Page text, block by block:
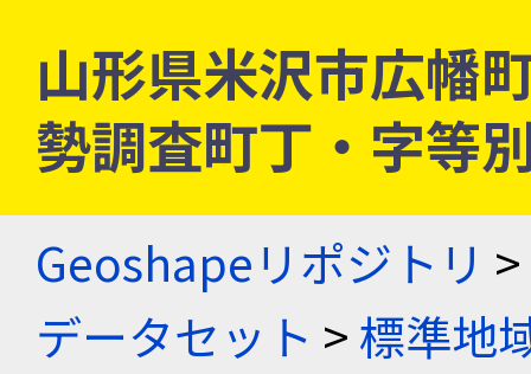
山形県米沢市広幡
勢調査町丁・字等
Geoshapeリポジトリ >
データセット >標準地